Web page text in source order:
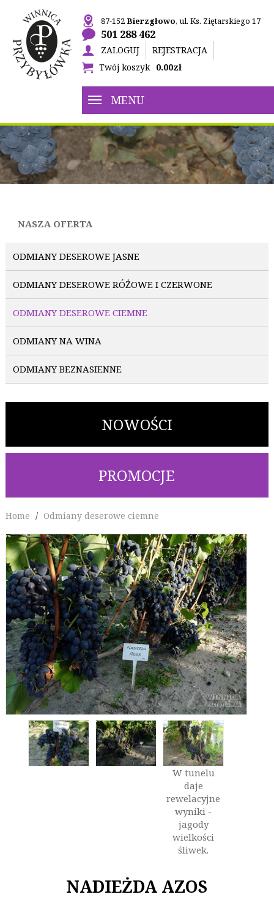
87-152Bierzgłowo, ul. Ks. Ziętarskiego 17
501 288 462
ZALOGUJ REJESTRACJA
 Twój koszyk 0.00zł
MENU
NASZA OFERTA
ODMIANY DESEROWE JASNE
ODMIANY DESEROWE RÓŻOWE I CZERWONE
ODMIANY DESEROWE CIEMNE
ODMIANY NA WINA
ODMIANY BEZNASIENNE
NOWOŚCI
PROMOCJE
Home Odmiany deserowe ciemne
W tunelu
daje
rewelacyjne
wyniki -
jagody
wielkości
śliwek.
NADIEŻDA AZOS